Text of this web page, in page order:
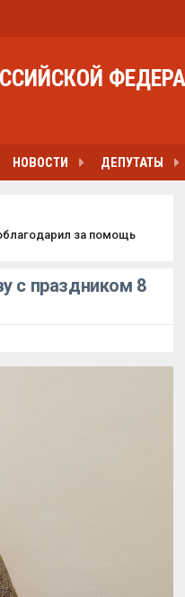
НОВОСТИ ДЕПУТАТЫ
за помощь
с праздником 8